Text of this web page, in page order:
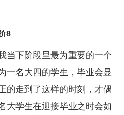
8
当下阶段里最为重要的一个
一名大四的学生，毕业会显
的走到了这样的时刻，才偶
大学生在迎接毕业之时会如